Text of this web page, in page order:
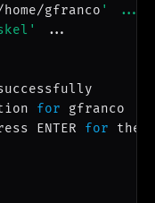
gfranco ' ...
...
for gfranco
ENTER for the